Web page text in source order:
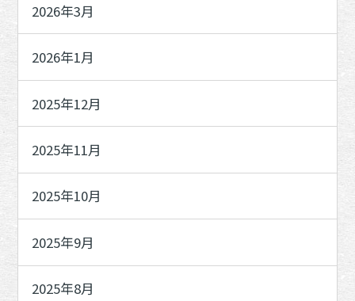
2026年3月
2026年1月
2025年12月
2025年11月
2025年10月
2025年9月
2025年8月